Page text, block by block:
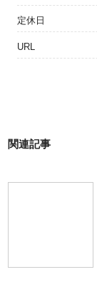
定休日
URL
関連記事